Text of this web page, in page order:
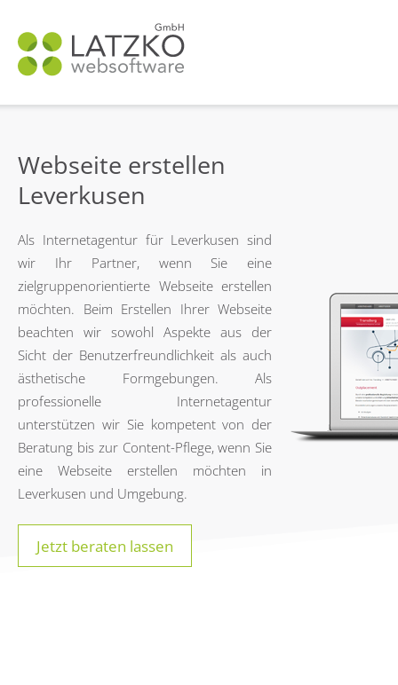
Webseite erstellen
Leverkusen
Als Internetagentur für Leverkusen sind
wir Ihr Partner, wenn Sie eine
zielgruppenorientierte Webseite erstellen
möchten. Beim Erstellen Ihrer Webseite
beachten wir sowohl Aspekte aus der
Sicht der Benutzerfreundlichkeit als auch
ästhetische Formgebungen. Als
professionelle Internetagentur
unterstützen wir Sie kompetent von der
Beratung bis zur Content-Pflege, wenn Sie
eine Webseite erstellen möchten in
Leverkusen und Umgebung.
Jetzt beraten lassen